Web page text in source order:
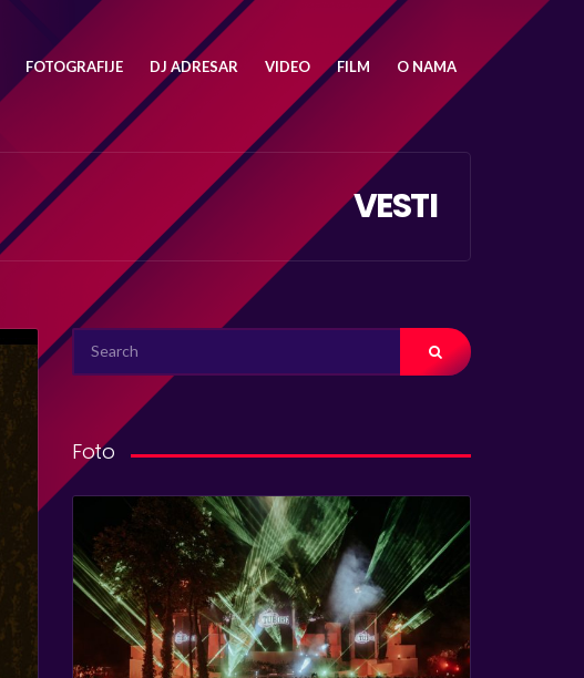
FOTOGRAFIJE DJ ADRESAR VIDEO FILM O NAMA
VESTI
SEARCH
FOR:
Foto